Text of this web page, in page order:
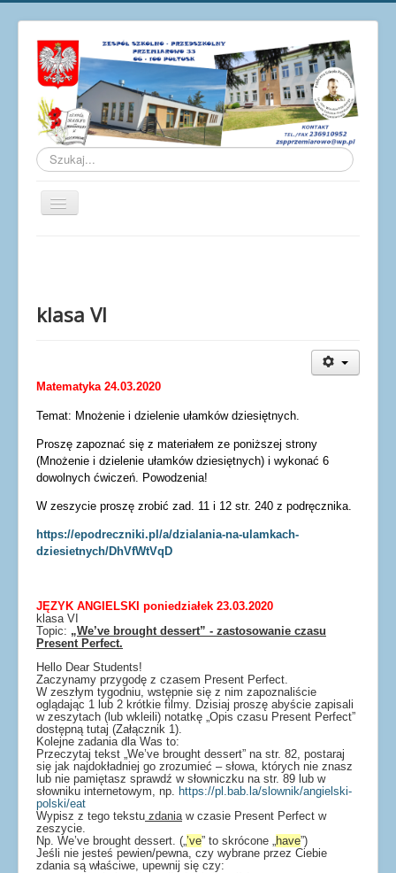
Szukaj...
Przełącz
Galeria
Dla uczniów
Dla rodziców
Dokumenty
Projekty UE
klasa VI
Matematyka 24.03.2020
Temat: Mnożenie i dzielenie ułamków dziesiętnych.
Proszę zapoznać się z materiałem ze poniższej strony
(Mnożenie i dzielenie ułamków dziesiętnych) i wykonać 6
dowolnych ćwiczeń. Powodzenia!
W zeszycie proszę zrobić zad. 11 i 12 str. 240 z podręcznika.
https://epodreczniki.pl/a/dzialania-na-ulamkach-
dziesietnych/DhVfWtVqD
JĘZYK ANGIELSKI poniedziałek 23.03.2020
klasa VI
Topic: „We’ve brought dessert” - zastosowanie czasu
Present Perfect.
Hello Dear Students!
Zaczynamy przygodę z czasem Present Perfect.
W zeszłym tygodniu, wstępnie się z nim zapoznaliście
oglądając 1 lub 2 krótkie filmy. Dzisiaj proszę abyście zapisali
w zeszytach (lub wkleili) notatkę „Opis czasu Present Perfect”
dostępną tutaj (Załącznik 1).
Kolejne zadania dla Was to:
Przeczytaj tekst „We’ve brought dessert” na str. 82, postaraj
się jak najdokładniej go zrozumieć – słowa, których nie znasz
lub nie pamiętasz sprawdź w słowniczku na str. 89 lub w
słowniku internetowym, np.
https://pl.bab.la/slownik/angielski-
polski/eat
Wypisz z tego tekstu zdania w czasie Present Perfect w
zeszycie.
Np. We’ve brought dessert. („ ’ve” to skrócone „ have”)
Jeśli nie jesteś pewien/pewna, czy wybrane przez Ciebie
zdania są właściwe, upewnij się czy: